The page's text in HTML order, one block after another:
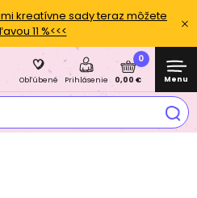
kreatívne sady teraz môžete
11 %<<<
Obľúbené Prihlásenie
0
0,00 € Menu